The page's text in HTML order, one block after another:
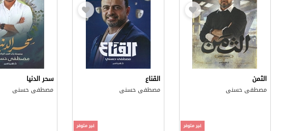
الثمن
مصطفى حسنى
غير متوفر
القناع
مصطفى حسنى
غير متوفر
سحر الدنيا
مصطفى حسنى